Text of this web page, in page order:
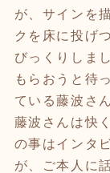
が、サインを
クを床に投げ
びっくりしま
もらおうと待
ている藤波さ
藤波さんは快
の事はインタ
が、ご本人に